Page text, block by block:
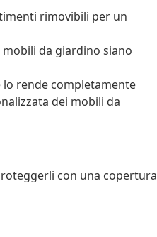
rimovibili per un
da giardino siano
rende completamente
dei mobili da
con una copertura